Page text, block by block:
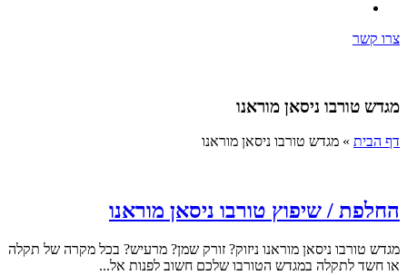
צרו קשר
מגדש טורבו ניסאן מוראנו
דף הבית » מגדש טורבו ניסאן מוראנו
החלפת / שיפוץ טורבו ניסאן מוראנו
מגדש טורבו ניסאן מוראנו ניזוק? זורק שמן? מרעיש? בכל מקרה של תקלה
או חשד לתקלה במגדש הטורבו שלכם חשוב לפנות אל...